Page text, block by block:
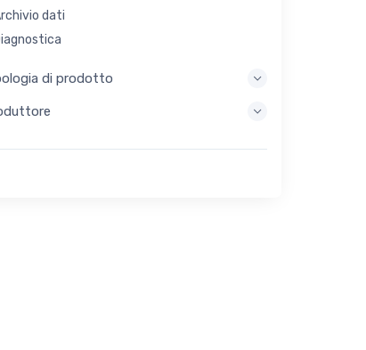
dati
incorporata
di energia
di prodotto